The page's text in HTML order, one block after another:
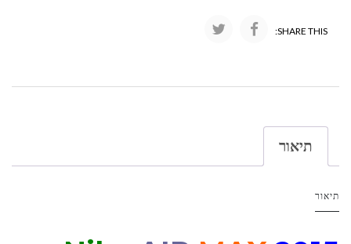
SHARE THIS:
תיאור
תיאור